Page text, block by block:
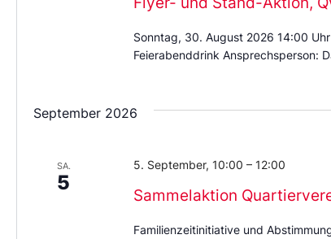
Sonntag, 30. August 2026 14:00
Feierabenddrink Ansprechsperson:
September 2026
SA.
5
Sammelaktion
5. September, 10:00 – 12:00
Familienzeitinitiative und